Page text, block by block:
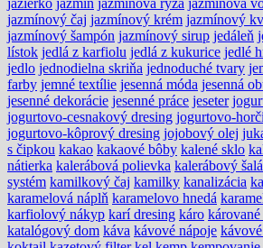
jazierko jazmín jazmínová ryža jazmínová
jazmínový čaj jazmínový krém jazmínový
jazmínový šampón jazmínový sirup jedáleň
lístok jedlá z karfiolu jedlá z kukurice jedlé
jedlo jednodielna skriňa jednoduché tvary
farby jemné textílie jesenná móda jesenná
jesenné dekorácie jesenné práce jeseter
jogurtovo-cesnakový dresing jogurtovo-
jogurtovo-kôprový dresing jojobový olej
s čipkou kakao kakaové bôby kalené sklo
nátierka kalerábová polievka kalerábový
systém kamilkový čaj kamilky kanalizácia
karamelová náplň karamelovo hnedá
karfiolový nákyp karí dresing káro kárované
katalógový dom káva kávové nápoje